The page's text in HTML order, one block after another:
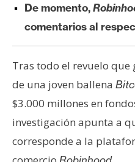
I
A
A
n
á
l
s
De momento,
comentarios al
Tras todo el revuelo
de una joven ballena
$3.000 millones en
investigación apunta a
corresponde a la